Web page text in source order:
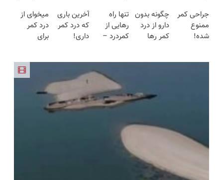
🔥 پرداخت
درب منزل
+ گارانتی
درمان
کمردرد
بدون قرص
فقط امروز
حراج شد🔥
پرداخت
جراحی و
دوره نقاهت
ساخت!!!
جراحی کمر
ممنوع
شده!
چگونه بدون
دارو از درد
کمر رها
تنها راه
رهایی از
کمردرد –
«فرم پر
کن»
آخرین باری
که درد کمر
داری!
میخوای از
درد کمر
برای
پرسش‌نامه
رو پر کن